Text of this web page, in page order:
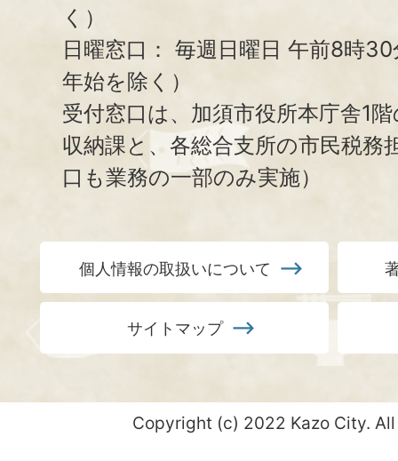
く）
日曜窓口： 毎週日曜日 午前8時
年始を除く）
受付窓口は、加須市役所本庁舎1
収納課と、 各総合支所の市民税務
口も業務の一部のみ実施）
個人情報の取扱いについて
サイトマップ
Copyright (c) 2022 Kazo City.